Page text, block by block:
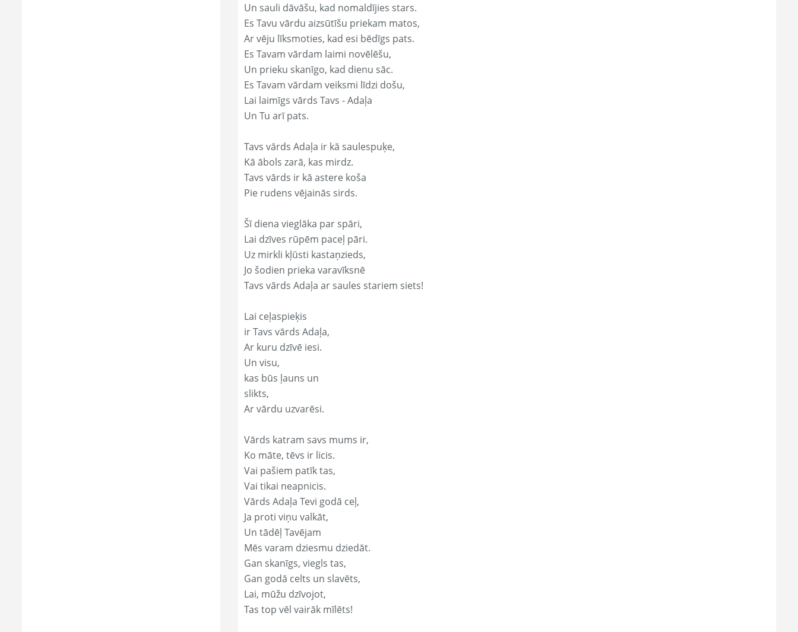
Un sauli dāvāšu, kad nomaldījies stars.
Es Tavu vārdu aizsūtīšu priekam matos,
Ar vēju līksmoties, kad esi bēdīgs pats.
Es Tavam vārdam laimi novēlēšu,
Un prieku skanīgo, kad dienu sāc.
Es Tavam vārdam veiksmi līdzi došu,
Lai laimīgs vārds Tavs - Adaļa
Un Tu arī pats.
Tavs vārds Adaļa ir kā saulespuķe,
Kā ābols zarā, kas mirdz.
Tavs vārds ir kā astere koša
Pie rudens vējainās sirds.
Šī diena vieglāka par spāri,
Lai dzīves rūpēm paceļ pāri.
Uz mirkli kļūsti kastaņzieds,
Jo šodien prieka varavīksnē
Tavs vārds Adaļa ar saules stariem siets!
Lai ceļaspieķis
ir Tavs vārds Adaļa,
Ar kuru dzīvē iesi.
Un visu,
kas būs ļauns un
slikts,
Ar vārdu uzvarēsi.
Vārds katram savs mums ir,
Ko māte, tēvs ir licis.
Vai pašiem patīk tas,
Vai tikai neapnicis.
Vārds Adaļa Tevi godā ceļ,
Ja proti viņu valkāt,
Un tādēļ Tavējam
Mēs varam dziesmu dziedāt.
Gan skanīgs, viegls tas,
Gan godā celts un slavēts,
Lai, mūžu dzīvojot,
Tas top vēl vairāk mīlēts!